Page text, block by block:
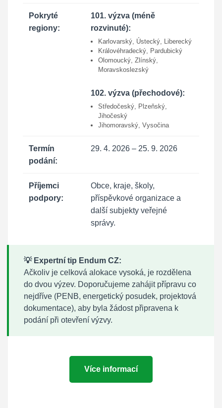
Pokryté
regiony:
101. výzva (méně
rozvinuté):
Karlovarský, Ústecký, Liberecký
Královéhradecký, Pardubický
Olomoucký, Zlínský,
Moravskoslezský
102. výzva (přechodové):
Středočeský, Plzeňský,
Jihočeský
Jihomoravský, Vysočina
Termín
podání:
29. 4. 2026 – 25. 9. 2026
Příjemci
podpory:
Obce, kraje, školy,
příspěvkové organizace a
další subjekty veřejné
správy.
💡 Expertní tip Endum CZ:
Ačkoliv je celková alokace vysoká, je rozdělena
do dvou výzev. Doporučujeme zahájit přípravu co
nejdříve (PENB, energetický posudek, projektová
dokumentace), aby byla žádost připravena k
podání při otevření výzvy.
Více informací